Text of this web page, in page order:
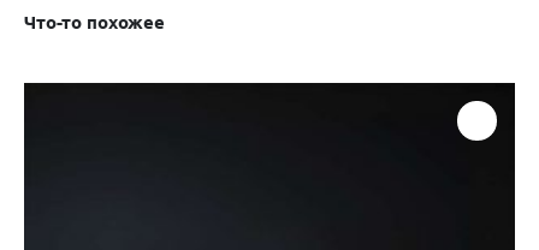
Что-то похожее